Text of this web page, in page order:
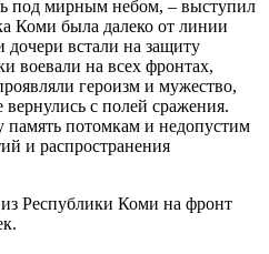
под мирным небом, – выступил
Коми была далеко от линии
встали на защиту
воевали на всех фронтах,
героизм и мужество,
с полей сражения.
потомкам и недопустим
и распространения
Республики Коми на фронт